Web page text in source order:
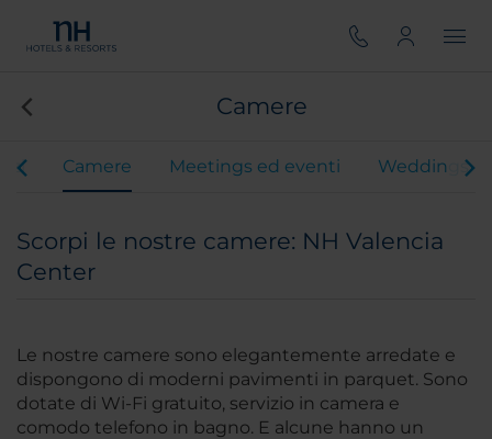
Camere
Camere Meetings ed eventi Weddings
Scorpi le nostre camere: NH Valencia
Center
Le nostre camere sono elegantemente arredate e
dispongono di moderni pavimenti in parquet. Sono
dotate di Wi-Fi gratuito, servizio in camera e
comodo telefono in bagno. E alcune hanno un